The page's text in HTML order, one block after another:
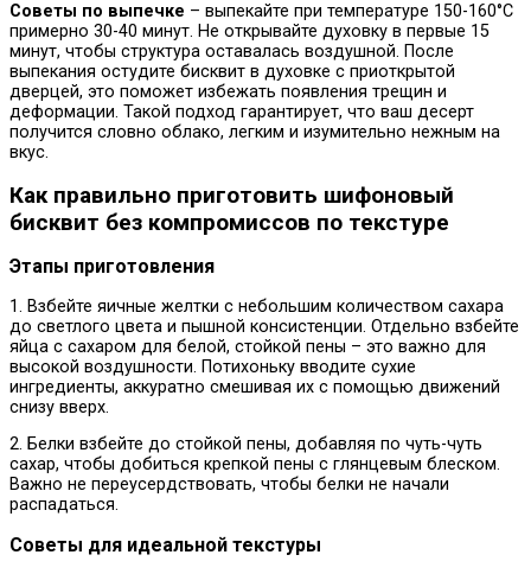
Советы по выпечке – выпекайте при температуре 150-160°C
примерно 30-40 минут. Не открывайте духовку в первые 15
минут, чтобы структура оставалась воздушной. После
выпекания остудите бисквит в духовке с приоткрытой
дверцей, это поможет избежать появления трещин и
деформации. Такой подход гарантирует, что ваш десерт
получится словно облако, легким и изумительно нежным на
вкус.
Как правильно приготовить шифоновый
бисквит без компромиссов по текстуре
Этапы приготовления
1. Взбейте яичные желтки с небольшим количеством сахара
до светлого цвета и пышной консистенции. Отдельно взбейте
яйца с сахаром для белой, стойкой пены – это важно для
высокой воздушности. Потихоньку вводите сухие
ингредиенты, аккуратно смешивая их с помощью движений
снизу вверх.
2. Белки взбейте до стойкой пены, добавляя по чуть-чуть
сахар, чтобы добиться крепкой пены с глянцевым блеском.
Важно не переусердствовать, чтобы белки не начали
распадаться.
Советы для идеальной текстуры